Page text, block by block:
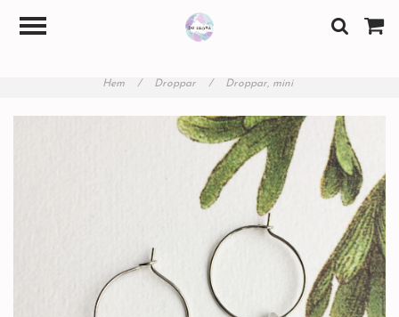
Hem / Droppar / Droppar, mini